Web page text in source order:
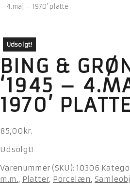
– 4.maj – 1970’ platte
Udsolgt!
BING &
‘1945 –
1970’
85,00 kr.
Udsolgt!
Varenummer (SKU): 10306
m.m., Platter, Porcelæn,